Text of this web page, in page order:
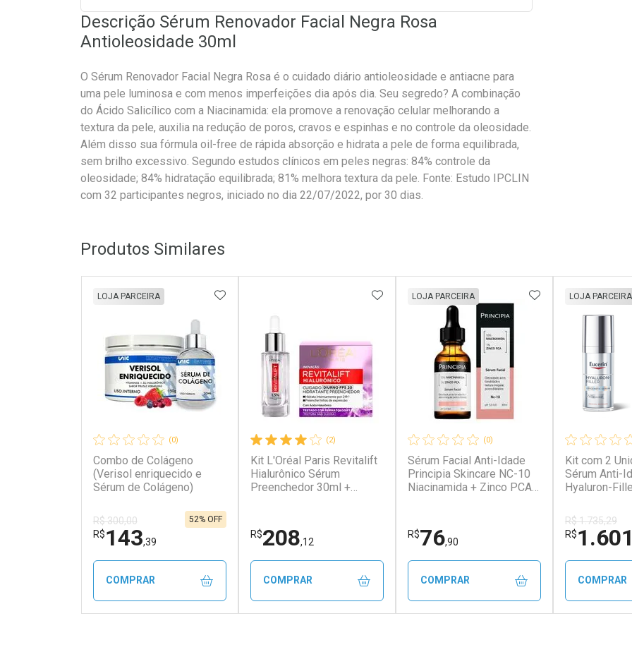
Descrição Sérum Renovador Facial Negra Rosa
Antioleosidade 30ml
O Sérum Renovador Facial Negra Rosa é o cuidado diário antioleosidade e antiacne para
uma pele luminosa e com menos imperfeições dia após dia. Seu segredo? A combinação
do Ácido Salicílico com a Niacinamida: ela promove a renovação celular melhorando a
textura da pele, auxilia na redução de poros, cravos e espinhas e no controle da oleosidade.
Além disso sua fórmula oil-free de rápida absorção e hidrata a pele de forma equilibrada,
sem brilho excessivo. Segundo estudos clínicos em peles negras: 84% controle da
oleosidade; 84% hidratação equilibrada; 81% melhora textura da pele. Fonte: Estudo IPCLIN
com 32 participantes negros, iniciado no dia 22/07/2022, por 30 dias.
Produtos Similares
(0)
Combo de Colágeno
(Verisol enriquecido e
Sérum de Colágeno)
LOJA PARCEIRA
R$ 300,00
R$143,39
52% OFF
ADICIONAR AOS FAVORITOS
COMPRAR
(2)
Kit L'Oréal Paris Revitalift
Hialurônico Sérum
Preenchedor 30ml +
R$208,12
ADICIONAR AOS FAVORITOS
COMPRAR
(0)
Sérum Facial Anti-Idade
Principia Skincare NC-10
Niacinamida + Zinco PCA
LOJA PARCEIRA
R$76,90
ADICIONAR AOS
COMPRAR
Kit com 2
Sérum Anti-
Hyaluron-
LOJA PARCEIRA
R$ 1.735,29
R$1.601
COMPRAR